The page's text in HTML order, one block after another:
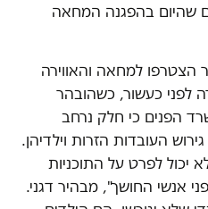
שהיום בהפגנה המחאה
ספר כבר הצטרפו למחאה והאווירה
לפני כעשור, כשהובהר
הפנים כי חלק נרחב
העובדות הזרות וילדיהן.
יכול לפרט על התוכניות
אנשי החושך", מבהיר דגני.